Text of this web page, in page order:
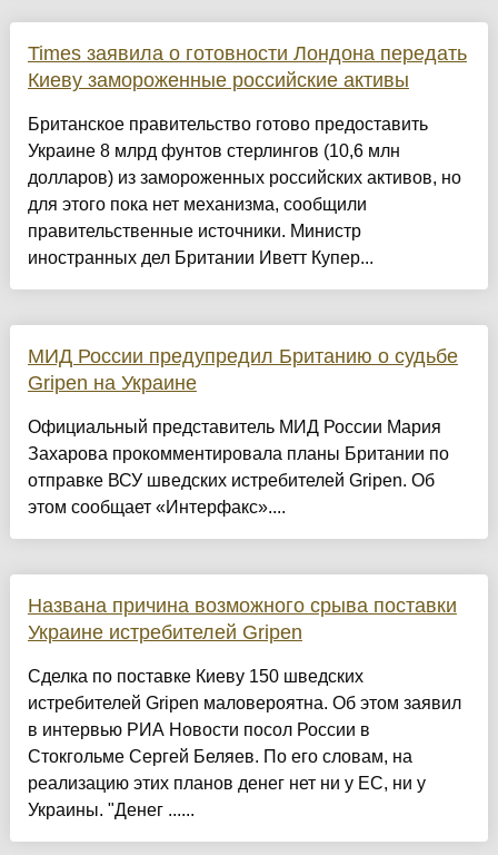
Times заявила о готовности Лондона передать
Киеву замороженные российские активы
Британское правительство готово предоставить
Украине 8 млрд фунтов стерлингов (10,6 млн
долларов) из замороженных российских активов, но
для этого пока нет механизма, сообщили
правительственные источники. Министр
иностранных дел Британии Иветт Купер...
МИД России предупредил Британию о судьбе
Gripen на Украине
Официальный представитель МИД России Мария
Захарова прокомментировала планы Британии по
отправке ВСУ шведских истребителей Gripen. Об
этом сообщает «Интерфакс»....
Названа причина возможного срыва поставки
Украине истребителей Gripen
Сделка по поставке Киеву 150 шведских
истребителей Gripen маловероятна. Об этом заявил
в интервью РИА Новости посол России в
Стокгольме Сергей Беляев. По его словам, на
реализацию этих планов денег нет ни у ЕС, ни у
Украины. "Денег ......